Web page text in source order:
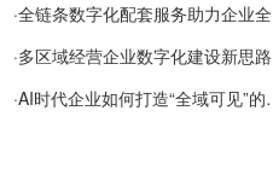
·全链条数字化配套服务助力企业全域线上经营
·多区域经营企业数字化建设新思路：多端载体与地域检索一体化落地思路分享
·AI时代企业如何打造“全域可见”的数字资产？梓彤超越给出新解法